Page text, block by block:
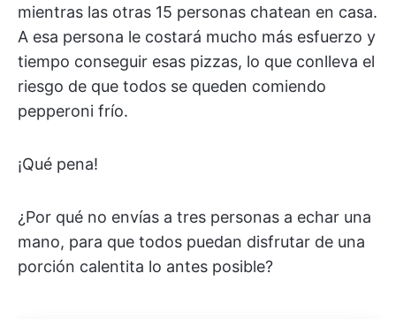
mientras las otras 15 personas chatean en casa.
A esa persona le costará mucho más esfuerzo y
tiempo conseguir esas pizzas, lo que conlleva el
riesgo de que todos se queden comiendo
pepperoni frío.
¡Qué pena!
¿Por qué no envías a tres personas a echar una
mano, para que todos puedan disfrutar de una
porción calentita lo antes posible?